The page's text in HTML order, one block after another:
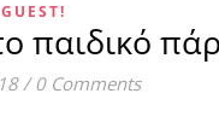
παιδικό
/ 0 Comments